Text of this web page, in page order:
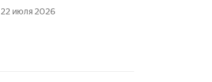
22 июля 2026